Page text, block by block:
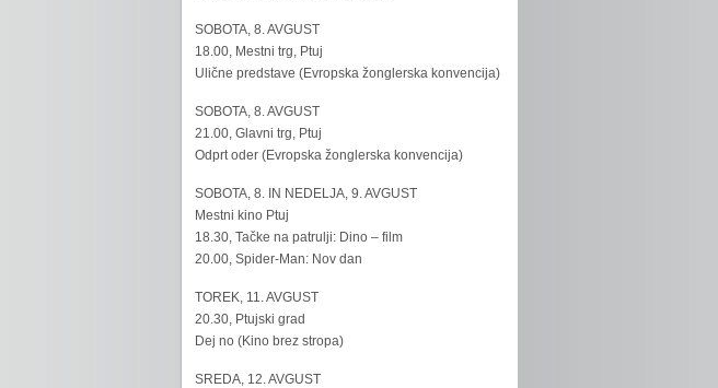
SOBOTA, 8. AVGUST
18.00, Mestni trg, Ptuj
Ulične predstave (Evropska žonglerska konvencija)
SOBOTA, 8. AVGUST
21.00, Glavni trg, Ptuj
Odprt oder (Evropska žonglerska konvencija)
SOBOTA, 8. IN NEDELJA, 9. AVGUST
Mestni kino Ptuj
18.30, Tačke na patrulji: Dino – film
20.00, Spider-Man: Nov dan
TOREK, 11. AVGUST
20.30, Ptujski grad
Dej no (Kino brez stropa)
SREDA, 12. AVGUST